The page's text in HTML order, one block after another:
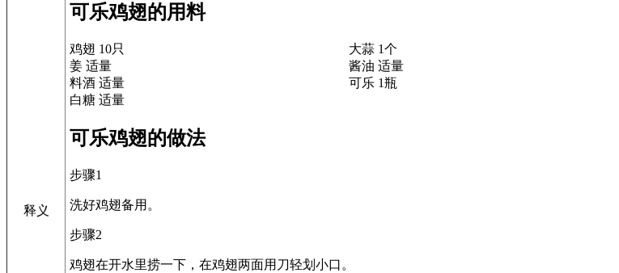
释义
可乐鸡翅的用料
鸡翅 10只
大蒜 1个
姜 适量
酱油 适量
料酒 适量
可乐 1瓶
白糖 适量
可乐鸡翅的做法
步骤1
洗好鸡翅备用。
步骤2
鸡翅在开水里捞一下，在鸡翅两面用刀轻划小口。